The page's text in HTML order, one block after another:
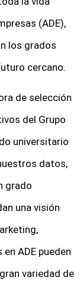
(ADE),
los grados
cercano.
de selección
del Grupo
universitario
datos,
grado
una visión
ADE pueden
variedad de